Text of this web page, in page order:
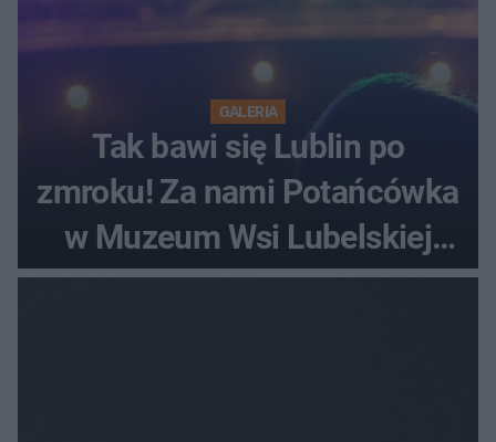
GALERIA
Tak bawi się Lublin po
zmroku! Za nami Potańcówka
w Muzeum Wsi Lubelskiej
[ZDJĘCIA]